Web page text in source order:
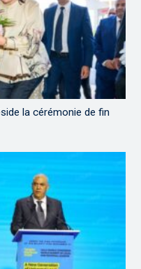
la cérémonie de fin